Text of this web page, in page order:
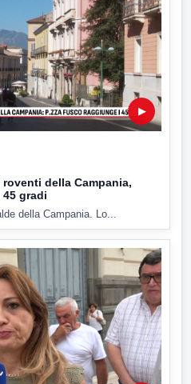
▶
della Campania,
gradi
della Campania. Lo...